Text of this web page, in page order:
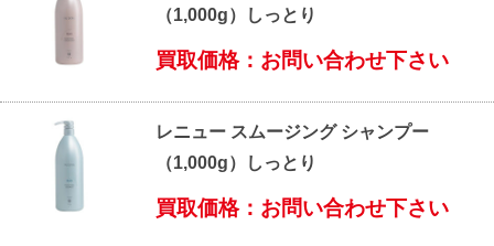
（1,000g）しっとり
買取価格：お問い合わせ下さい
レニュー スムージング シャンプー
（1,000g）しっとり
買取価格：お問い合わせ下さい